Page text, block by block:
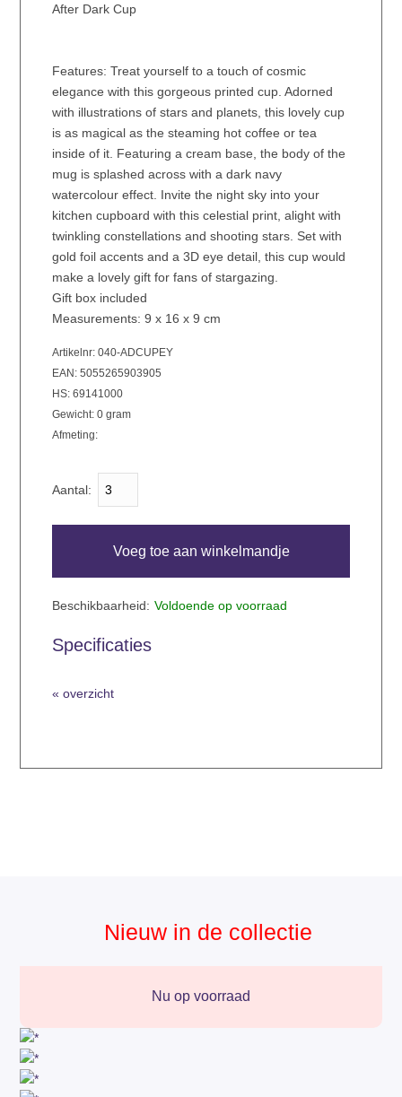
After Dark Cup
Features: Treat yourself to a touch of cosmic
elegance with this gorgeous printed cup. Adorned
with illustrations of stars and planets, this lovely cup
is as magical as the steaming hot coffee or tea
inside of it. Featuring a cream base, the body of the
mug is splashed across with a dark navy
watercolour effect. Invite the night sky into your
kitchen cupboard with this celestial print, alight with
twinkling constellations and shooting stars. Set with
gold foil accents and a 3D eye detail, this cup would
make a lovely gift for fans of stargazing.
Gift box included
Measurements: 9 x 16 x 9 cm
Artikelnr: 040-ADCUPEY
EAN: 5055265903905
HS: 69141000
Gewicht: 0gram
Afmeting:
Aantal:
Voeg toe aan winkelmandje
Beschikbaarheid: Voldoende op voorraad
Specificaties
overzicht
Nieuw in de collectie
Nu op voorraad